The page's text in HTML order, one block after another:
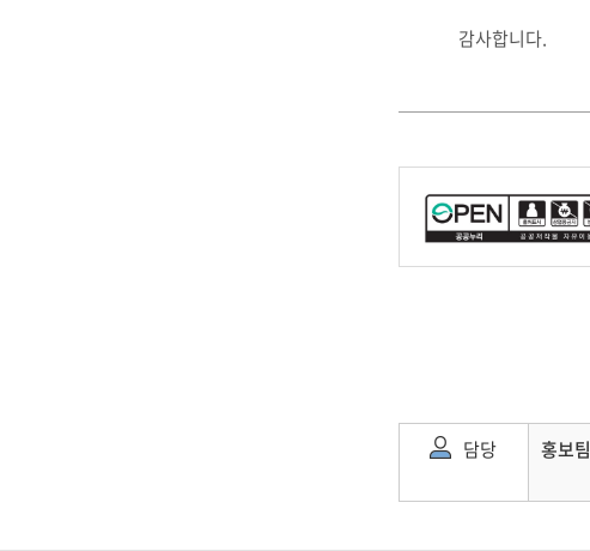
감사합니다.
담당 홍보팀